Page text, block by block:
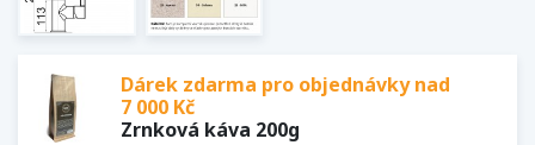
Dárek zdarma pro objednávky nad
7 000 Kč
Zrnková káva 200g